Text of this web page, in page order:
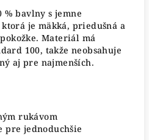
% bavlny s jemne
je mäkká, priedušná a
Materiál má
100, takže neobsahuje
aj pre najmenších.
rukávom
pre jednoduchšie